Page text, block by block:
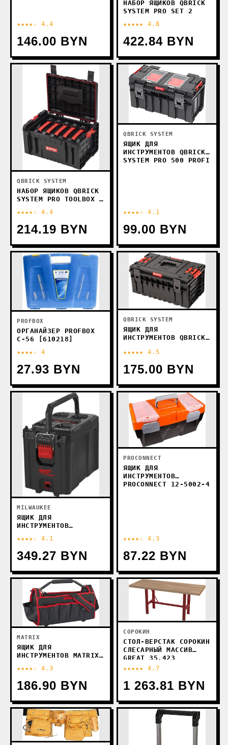
★★★★☆ 4.4
146.00 BYN
НАБОР ЯЩИКОВ QBRICK
SYSTEM PRO SET 2
★★★★★ 4.8
422.84 BYN
QBRICK SYSTEM
НАБОР ЯЩИКОВ QBRICK
SYSTEM PRO TOOLBOX +
MULTI Z257776PG001
★★★★☆ 4.4
214.19 BYN
QBRICK SYSTEM
ЯЩИК ДЛЯ
ИНСТРУМЕНТОВ QBRICK
SYSTEM PRO 500 PROFI
★★★★☆ 4.1
99.00 BYN
PROFBOX
ОРГАНАЙЗЕР PROFBOX
С-56 [610218]
★★★★☆ 4
27.93 BYN
QBRICK SYSTEM
ЯЩИК ДЛЯ
ИНСТРУМЕНТОВ QBRICK
VARIO
★★★★★ 4.5
175.00 BYN
MILWAUKEE
ЯЩИК ДЛЯ
ИНСТРУМЕНТОВ
COMPACT 4932471723
★★★★☆ 4.1
349.27 BYN
PROCONNECT
ЯЩИК ДЛЯ
ИНСТРУМЕНТОВ
PROCONNECT 12-5002-4
★★★★☆ 4.3
87.22 BYN
MATRIX
ЯЩИК ДЛЯ
ИНСТРУМЕНТОВ MATRIX
★★★★☆ 4.3
186.90 BYN
СОРОКИН
СТОЛ-ВЕРСТАК СОРОКИН
СЛЕСАРНЫЙ МАССИВ
GREAT 35.423
★★★★★ 4.7
1 263.81 BYN